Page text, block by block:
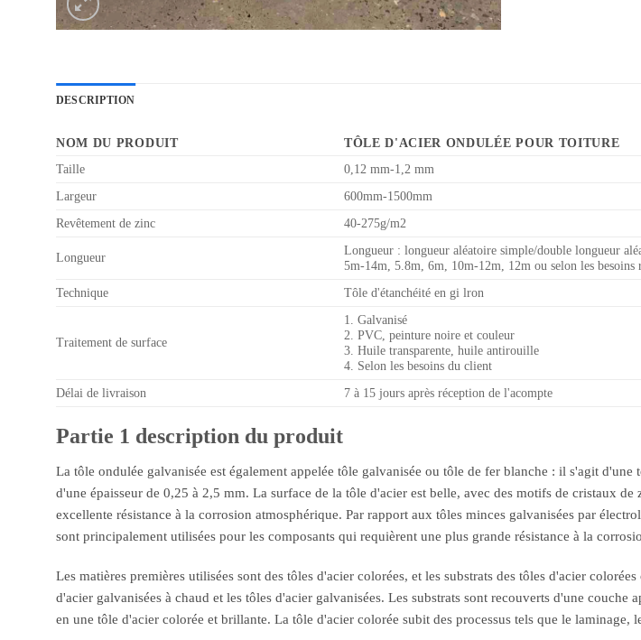
DESCRIPTION
NOM DU PRODUIT
TÔLE D'ACIER ONDULÉE POUR TOITURE
Taille
0,12 mm-1,2 mm
Largeur
600mm-1500mm
Revêtement de zinc
40-275g/m2
Longueur
Longueur : longueur aléatoire simple/double longueur
5m-14m, 5.8m, 6m, 10m-12m, 12m ou selon les besoins
Technique
Tôle d'étanchéité en gi lron
Traitement de surface
1. Galvanisé
2. PVC, peinture noire et couleur
3. Huile transparente, huile antirouille
4. Selon les besoins du client
Délai de livraison
7 à 15 jours après réception de l'acompte
Partie 1 description du produit
La tôle ondulée galvanisée est également appelée tôle galvanisée ou tôle de fer blanche : il s'agit
d'une épaisseur de 0,25 à 2,5 mm. La surface de la tôle d'acier est belle, avec des motifs de cristaux
excellente résistance à la corrosion atmosphérique. Par rapport aux tôles minces galvanisées par
sont principalement utilisées pour les composants qui requièrent une plus grande résistance à la
Les matières premières utilisées sont des tôles d'acier colorées, et les substrats des tôles d'acier
d'acier galvanisées à chaud et les tôles d'acier galvanisées. Les substrats sont recouverts d'une
en une tôle d'acier colorée et brillante. La tôle d'acier colorée subit des processus tels que le